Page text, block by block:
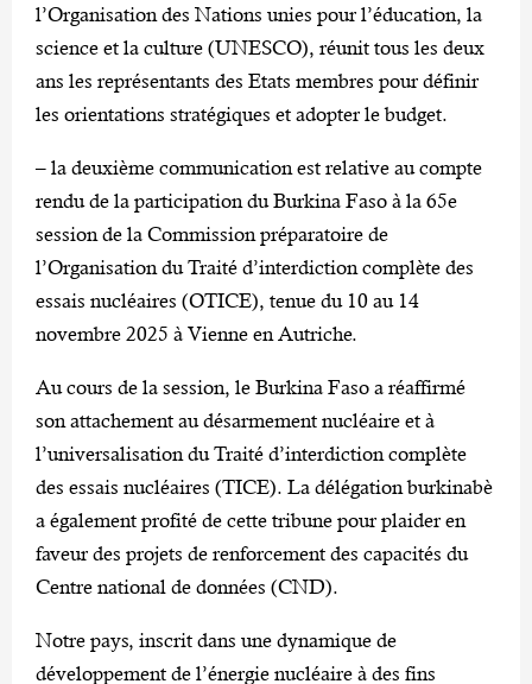
l’Organisation des Nations unies pour l’éducation, la
science et la culture (UNESCO), réunit tous les deux
ans les représentants des Etats membres pour définir
les orientations stratégiques et adopter le budget.
– la deuxième communication est relative au compte
rendu de la participation du Burkina Faso à la 65e
session de la Commission préparatoire de
l’Organisation du Traité d’interdiction complète des
essais nucléaires (OTICE), tenue du 10 au 14
novembre 2025 à Vienne en Autriche.
Au cours de la session, le Burkina Faso a réaffirmé
son attachement au désarmement nucléaire et à
l’universalisation du Traité d’interdiction complète
des essais nucléaires (TICE). La délégation burkinabè
a également profité de cette tribune pour plaider en
faveur des projets de renforcement des capacités du
Centre national de données (CND).
Notre pays, inscrit dans une dynamique de
développement de l’énergie nucléaire à des fins